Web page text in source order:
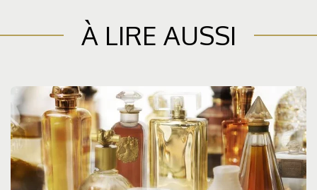
À LIRE AUSSI